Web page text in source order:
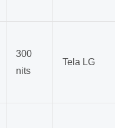
300
nits
Tela LG